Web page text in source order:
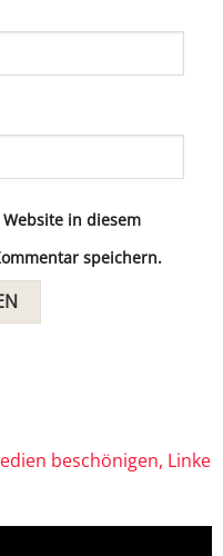
in diesem
speichern.
beschönigen, Linke